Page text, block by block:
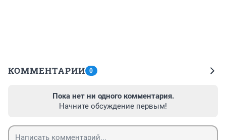
КОММЕНТАРИИ 0
Пока нет ни одного комментария.
Начните обсуждение первым!